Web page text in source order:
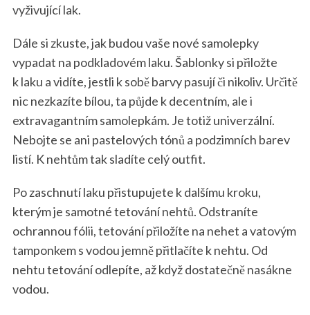
vyživující lak.
Dále si zkuste, jak budou vaše nové samolepky
vypadat na podkladovém laku. Šablonky si přiložte
k laku a vidíte, jestli k sobě barvy pasují či nikoliv. Určitě
nic nezkazíte bílou, ta půjde k decentním, ale i
extravagantním samolepkám. Je totiž univerzální.
Nebojte se ani pastelových tónů a podzimních barev
listí. K nehtům tak sladíte celý outfit.
Po zaschnutí laku přistupujete k dalšímu kroku,
kterým je samotné tetování nehtů. Odstraníte
ochrannou fólii, tetování přiložíte na nehet a vatovým
tamponkem s vodou jemně přitlačíte k nehtu. Od
nehtu tetování odlepíte, až když dostatečně nasákne
vodou.